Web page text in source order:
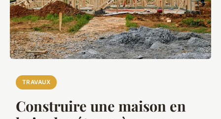
TRAVAUX
Construire une maison en